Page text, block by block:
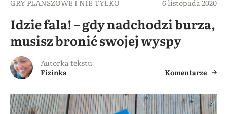
GRY PLANSZOWE I NIE TYLKO 6 listopada 2020
Idzie fala! – gdy nadchodzi burza,
musisz bronić swojej wyspy
Autorka tekstu
Fizinka
Komentarze